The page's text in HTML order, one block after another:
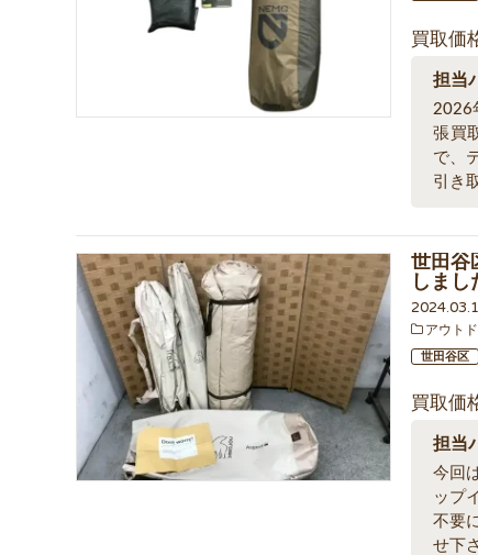
買取価
担当
2026
張買
で、
引き
世田谷
しまし
アウト
世田谷区
買取価
担当
今回
ップ
不要
せ下